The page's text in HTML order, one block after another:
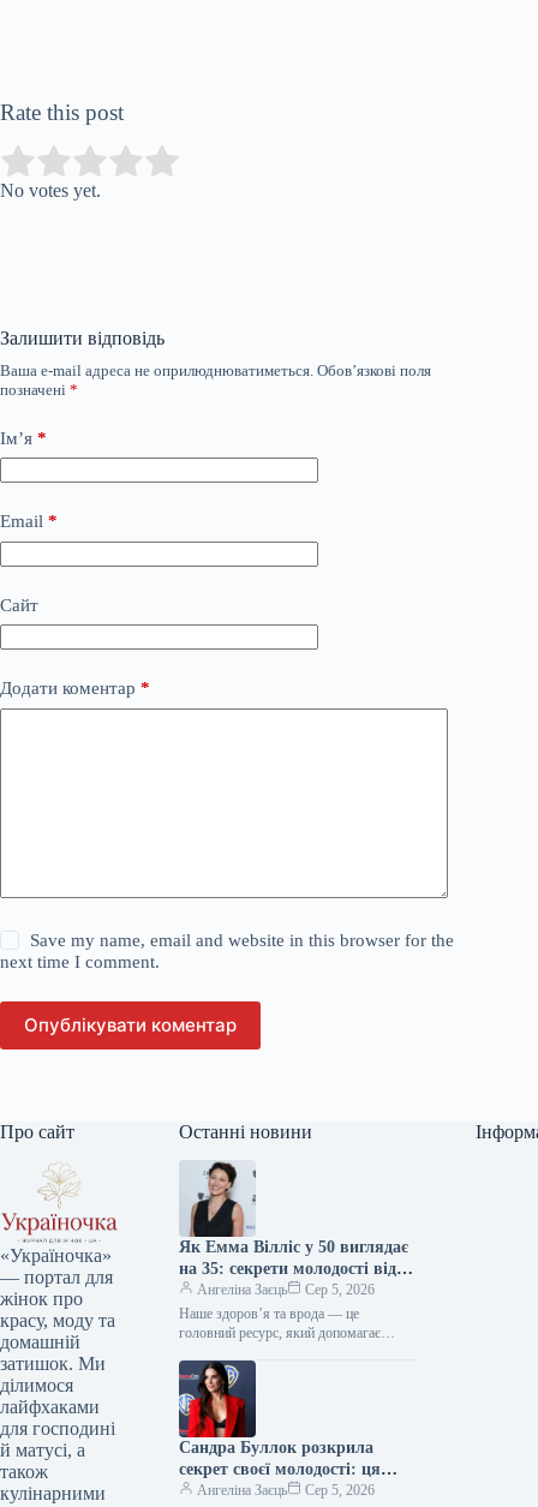
Rate this post
Rate this item:
No votes yet.
Залишити відповідь
Ваша e-mail адреса не оприлюднюватиметься. Обов’язкові поля
позначені *
Ім’я *
Email *
Сайт
Додати коментар *
Save my name, email and website in this browser for the
next time I comment.
Опублікувати коментар
Про сайт
«Україночка»
— портал для
жінок про
красу, моду та
домашній
затишок. Ми
ділимося
лайфхаками
для господині
й матусі, а
також
кулінарними
Останні новини
Як Емма Вілліс у 50 виглядає
на 35: секрети молодості від
зірки
Ангеліна Заєць
Сер 5, 2026
Наше здоров’я та врода — це
головний ресурс, який допомагає
Редакція «Україночки» підготувала
для вас…
Сандра Буллок розкрила
секрет своєї молодості: ця
звичка дивує світ
Ангеліна Заєць
Сер 5, 2026